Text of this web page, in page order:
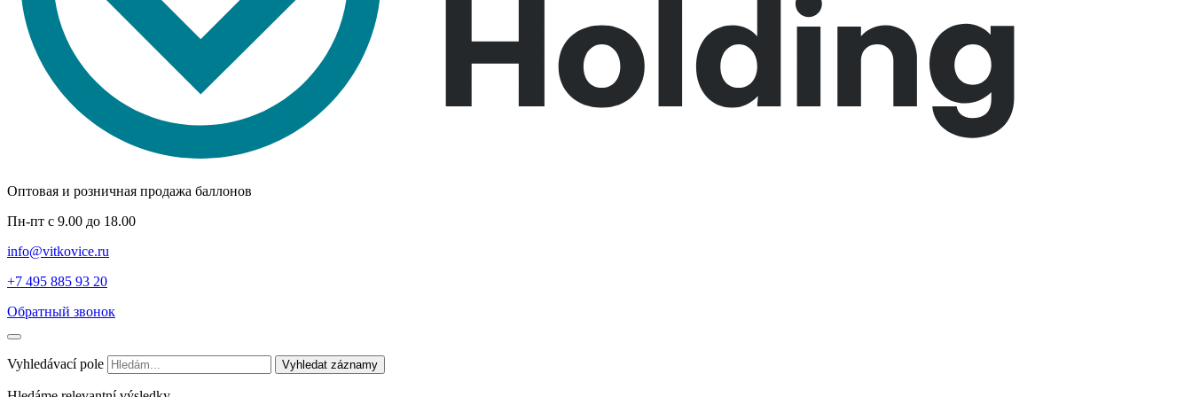
Оптовая и розничная продажа баллонов
Пн-пт с 9.00 до 18.00
info@vitkovice.ru
+7 495 885 93 20
Обратный звонок
Vyhledávací pole Vyhledat záznamy